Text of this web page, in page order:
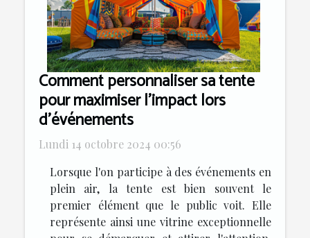
Comment personnaliser sa tente
pour maximiser l'impact lors
d'événements
Lundi 14 octobre 2024 00:56
Lorsque l'on participe à des événements en
plein air, la tente est bien souvent le
premier élément que le public voit. Elle
représente ainsi une vitrine exceptionnelle